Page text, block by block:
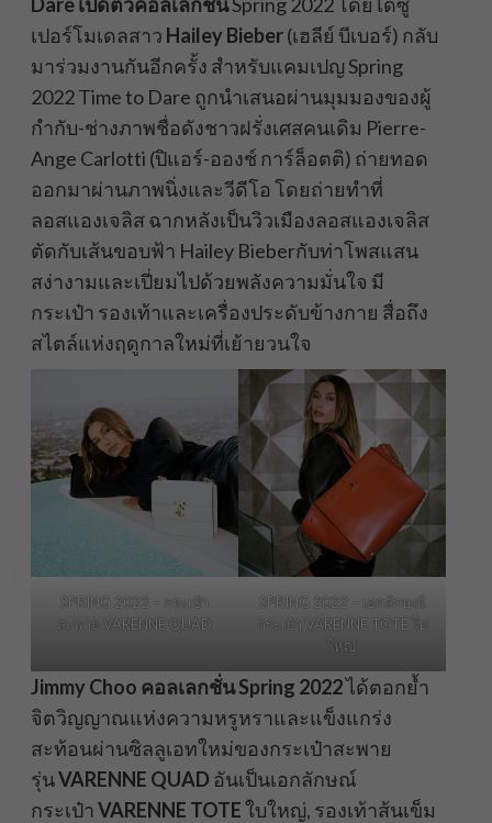
เปอร์โมเดลสาว Hailey Bieber(เฮลีย์ บีเบอร์) กลับ
มาร่วมงานกันอีกครั้ง สำหรับแคมเปญ Spring
2022 Time to Dare ถูกนำเสนอผ่านมุมมองของผู้
กำกับ-ช่างภาพชื่อดังชาวฝรั่งเศสคนเดิม Pierre-
Ange Carlotti (ปิแอร์-อองช์ การ์ล็อตติ) ถ่ายทอด
ออกมาผ่านภาพนิ่งและวีดีโอ โดยถ่ายทำที่
ลอสแองเจลิส ฉากหลังเป็นวิวเมืองลอสแองเจลิส
ตัดกับเส้นขอบฟ้า Hailey Bieberกับท่าโพสแสน
สง่างามและเปี่ยมไปด้วยพลังความมั่นใจ มี
กระเป๋า รองเท้าและเครื่องประดับข้างกาย สื่อถึง
สไตล์แห่งฤดูกาลใหม่ที่เย้ายวนใจ
SPRING 2022 – กระเป๋า
สะพาย VARENNE QUAD
SPRING 2022 – เอกลักษณ์
กระเป๋า VARENNE TOTE ใบ
ใหญ่
Jimmy Choo คอลเลกชั่นSpring 2022ได้ตอกย้ำ
จิตวิญญาณแห่งความหรูหราและแข็งแกร่ง
สะท้อนผ่านซิลลูเอทใหม่ของกระเป๋าสะพาย
รุ่นVARENNE QUAD อันเป็นเอกลักษณ์
กระเป๋าVARENNE TOTEใบใหญ่, รองเท้าส้นเข็ม